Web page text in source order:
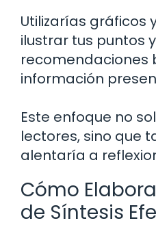
Utilizarías gráficos
ilustrar tus puntos
recomendaciones
información
Este enfoque no
lectores, sino que
alentaría a
Cómo
de Síntesis